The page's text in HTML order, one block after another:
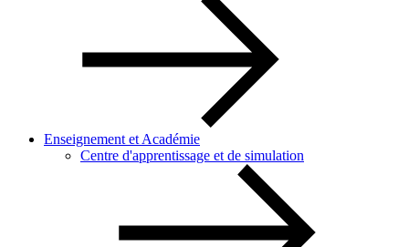
Enseignement et Académie
Centre d'apprentissage et de simulation